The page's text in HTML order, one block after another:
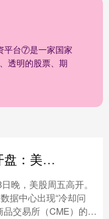
平台⑦是一家国家
透明的股票、期
伯森配资 开盘：美股周五高开 CME数据中心故障一度导致股指期货交易中断
晚，美股周五高开。
据中心出现“冷却问
品交易所（CME）的资